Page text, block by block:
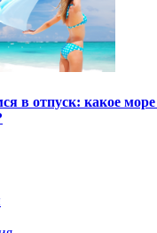
в отпуск: какое море